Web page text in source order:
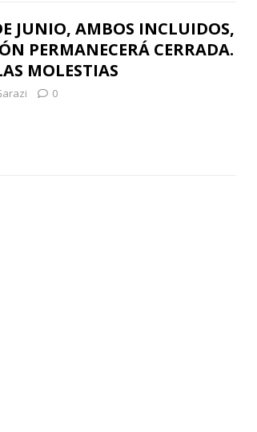
JUNIO, AMBOS INCLUIDOS,
PERMANECERÁ CERRADA.
MOLESTIAS
0